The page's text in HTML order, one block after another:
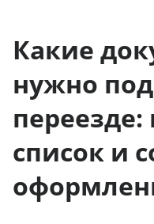
Какие
нужно
список и